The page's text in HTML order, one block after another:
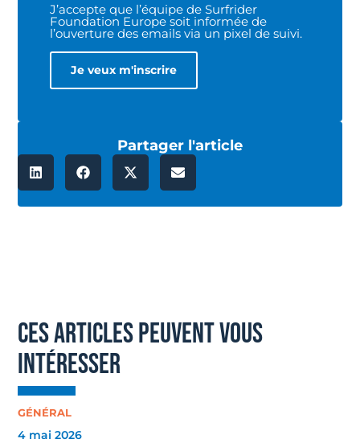
J’accepte que l’équipe de Surfrider
Foundation Europe soit informée de
l’ouverture des emails via un pixel de suivi.
Partager l'article
ces articles peuvent vous
intéresser
GÉNÉRAL
4 mai 2026